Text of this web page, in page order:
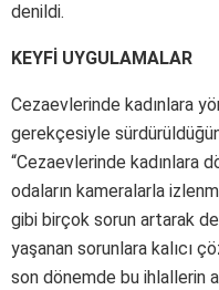
denildi.
KEYFİ UYGULAMALAR
Cezaevlerinde kadınlara
gerekçesiyle
“Cezaevlerinde kadınlara
odaların kameralarla
gibi birçok sorun artarak
yaşanan sorunlara kalıcı
son dönemde bu ihlallerin